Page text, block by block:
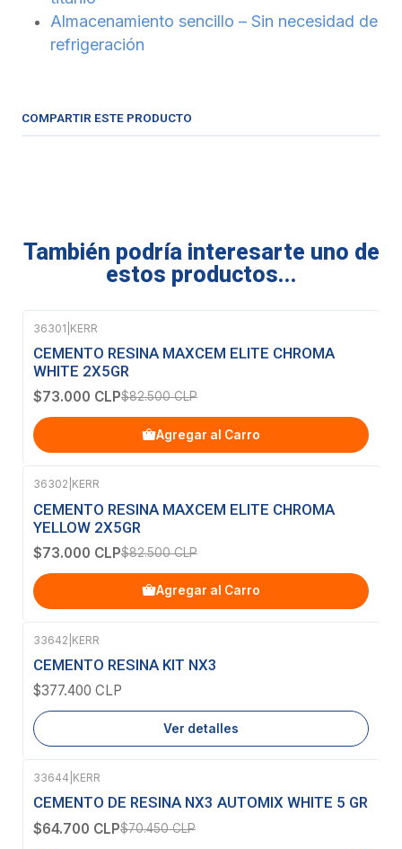
Almacenamiento sencillo – Sin necesidad de
refrigeración
COMPARTIR ESTE PRODUCTO
También podría interesarte uno de
estos productos...
-12%OFF
36301 KERR
CEMENTO RESINA MAXCEM ELITE CHROMA
WHITE 2X5GR
$73.000 CLP$82.500 CLP
Agregar al Carro
-12%OFF
36302 KERR
CEMENTO RESINA MAXCEM ELITE CHROMA
YELLOW 2X5GR
$73.000 CLP$82.500 CLP
Agregar al Carro
Agotado
33642 KERR
CEMENTO RESINA KIT NX3
$377.400 CLP
Ver detalles
-8%OFF
33644 KERR
CEMENTO DE RESINA NX3 AUTOMIX WHITE 5 GR
$64.700 CLP$70.450 CLP